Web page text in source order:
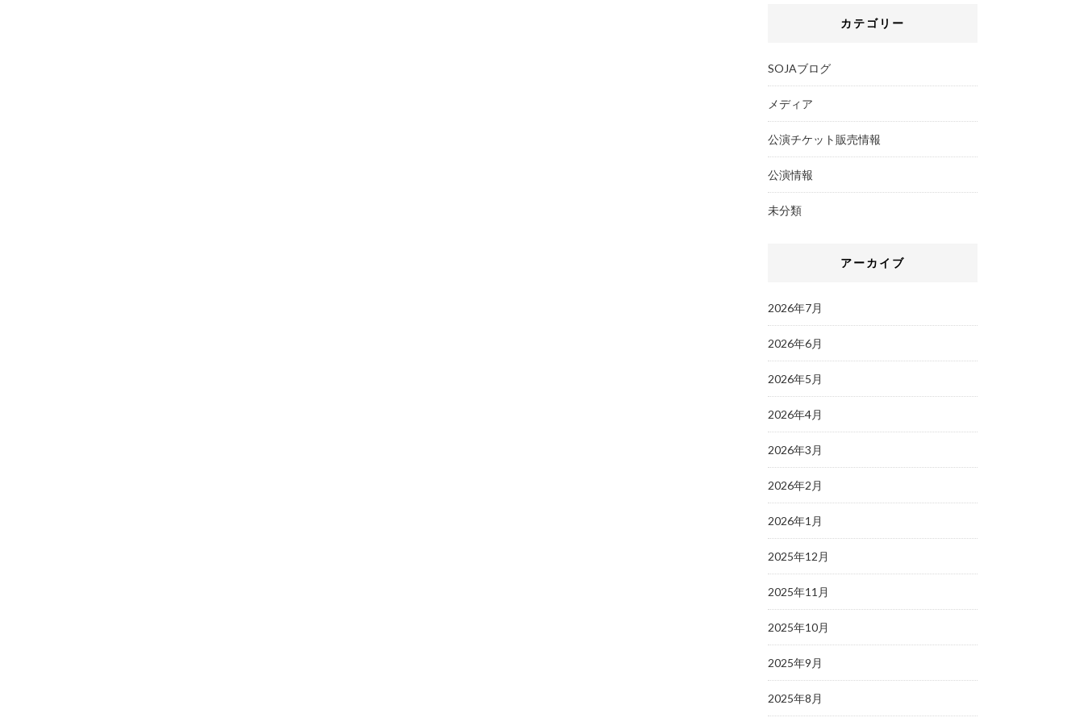
カテゴリー
SOJAブログ
メディア
公演チケット販売情報
公演情報
未分類
アーカイブ
2026年7月
2026年6月
2026年5月
2026年4月
2026年3月
2026年2月
2026年1月
2025年12月
2025年11月
2025年10月
2025年9月
2025年8月